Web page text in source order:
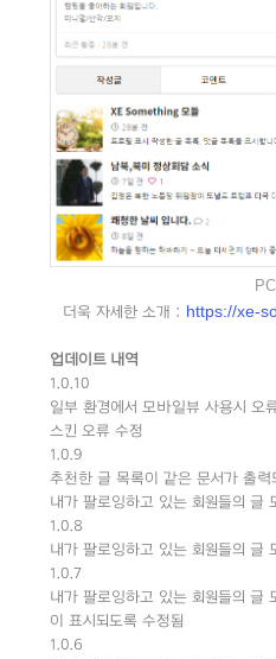
PC
더욱 자세한 소개 : https://xe-
업데이트 내역
1.0.10
일부 환경에서 모바일뷰 사용시 오
스킨 오류 수정
1.0.9
추천한 글 목록이 같은 문서가 출력
내가 팔로잉하고 있는 회원들의 글
1.0.8
내가 팔로잉하고 있는 회원들의 글
1.0.7
내가 팔로잉하고 있는 회원들의 글
이 표시되도록 수정됨
1.0.6